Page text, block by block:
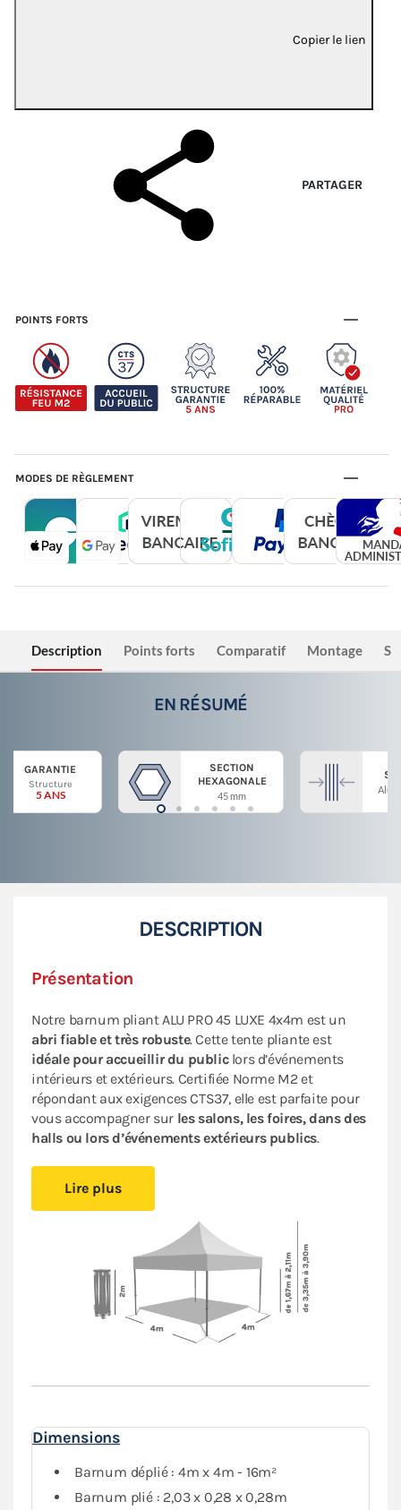
Copier le lien
PARTAGER
POINTS FORTS
MODES DE RÈGLEMENT
Description Points forts Comparatif Montage
EN RÉSUMÉ
GARANTIE
Structure
5 ANS
SECTION
HEXAGONALE
45 mm
DESCRIPTION
Présentation
Notre barnum pliant ALU PRO 45 LUXE 4x4m est un
abri fiable et très robuste. Cette tente pliante est
idéale pour accueillir du publiclors d’événements
intérieurs et extérieurs. Certifiée Norme M2 et
répondant aux exigences CTS37, elle est parfaite pour
vous accompagner sur les salons, les foires, dans des
halls ou lors d’événements extérieurs publics.
facilement dans votre véhicule. Le
sans outilvous offre un véritable confort de
Installez-vous rapidement où vous le souhaitez et
protégez-vous des aléas de la météo.
Le toit et les murs de ce barnum 4x4m
sont en
polyester avec enduction PVC de 380 g/m². Le toit est
renforcé aux angles et sur les coutures, et la bâche
L'armature hexagonale en aluminium assure solidité
Lepack Fenêtres
un mur plein et un mur avec porte, vous garantit une
protection optimale contre les intempéries. Vous
Lire plus
Dimensions
Barnum déplié : 4m x 4m - 16m²
Barnum plié : 2,03 x 0,28 x 0,28m